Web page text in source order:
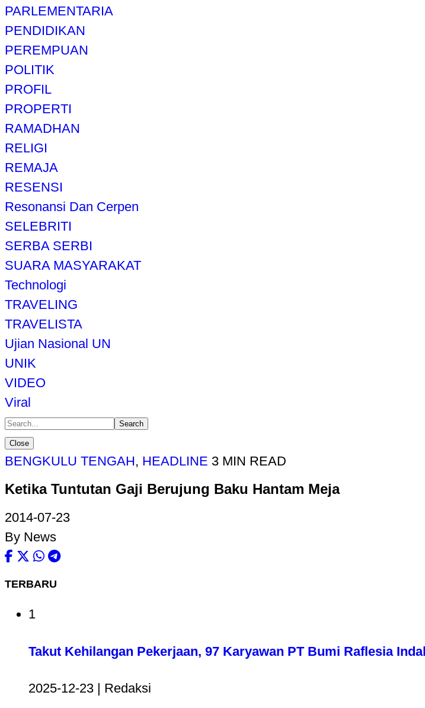
PARLEMENTARIA
PENDIDIKAN
PEREMPUAN
POLITIK
PROFIL
PROPERTI
RAMADHAN
RELIGI
REMAJA
RESENSI
Resonansi Dan Cerpen
SELEBRITI
SERBA SERBI
SUARA MASYARAKAT
Technologi
TRAVELING
TRAVELISTA
Ujian Nasional UN
UNIK
VIDEO
Viral
Search
Close
BENGKULU TENGAH, HEADLINE 3 MIN READ
Ketika Tuntutan Gaji Berujung Baku Hantam Meja
2014-07-23
By News
TERBARU
1
Takut Kehilangan Pekerjaan, 97 Karyawan PT Bumi Raflesia
2025-12-23 | Redaksi